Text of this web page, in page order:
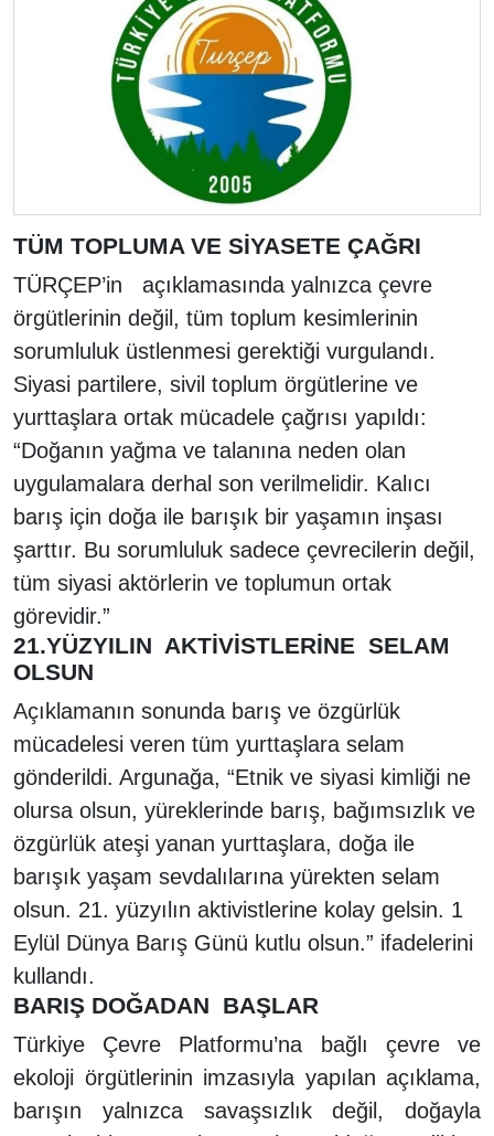
TÜM TOPLUMA VE SİYASETE ÇAĞRI
TÜRÇEP’in açıklamasında yalnızca çevre
örgütlerinin değil, tüm toplum kesimlerinin
sorumluluk üstlenmesi gerektiği vurgulandı.
Siyasi partilere, sivil toplum örgütlerine ve
yurttaşlara ortak mücadele çağrısı yapıldı:
“Doğanın yağma ve talanına neden olan
uygulamalara derhal son verilmelidir. Kalıcı
barış için doğa ile barışık bir yaşamın inşası
şarttır. Bu sorumluluk sadece çevrecilerin değil,
tüm siyasi aktörlerin ve toplumun ortak
görevidir.”
21.YÜZYILIN AKTİVİSTLERİNE SELAM
OLSUN
Açıklamanın sonunda barış ve özgürlük
mücadelesi veren tüm yurttaşlara selam
gönderildi. Argunağa, “Etnik ve siyasi kimliği ne
olursa olsun, yüreklerinde barış, bağımsızlık ve
özgürlük ateşi yanan yurttaşlara, doğa ile
barışık yaşam sevdalılarına yürekten selam
olsun. 21. yüzyılın aktivistlerine kolay gelsin. 1
Eylül Dünya Barış Günü kutlu olsun.” ifadelerini
kullandı.
BARIŞ DOĞADAN BAŞLAR
Türkiye Çevre Platformu’na bağlı çevre ve
ekoloji örgütlerinin imzasıyla yapılan açıklama,
barışın yalnızca savaşsızlık değil, doğayla